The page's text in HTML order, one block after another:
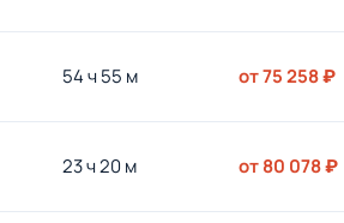
54 ч 55 м от 75 258 ₽
23 ч 20 м от 80 078 ₽